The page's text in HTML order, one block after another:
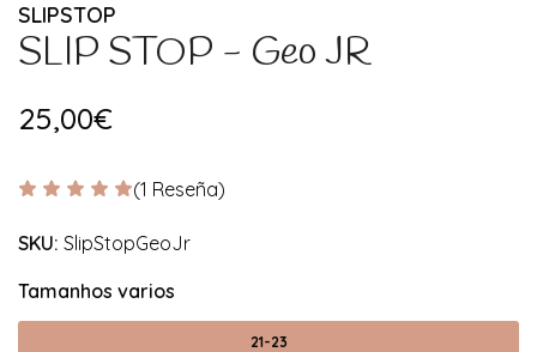
SLIPSTOP
SLIP STOP - Geo JR
25,00€
(1 Reseña)
SKU: SlipStopGeoJr
Tamanhos varios
21-23